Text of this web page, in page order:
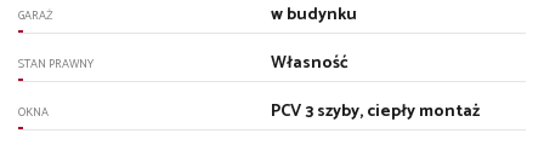
GARAŻ w budynku
STAN PRAWNY Własność
OKNA PCV 3 szyby, ciepły montaż